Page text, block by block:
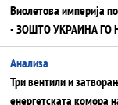
Виолетова империја
- ЗОШТО УКРАИНА ГО
РУСКИОТ
Aнализа
Три вентили и
енергетската комора